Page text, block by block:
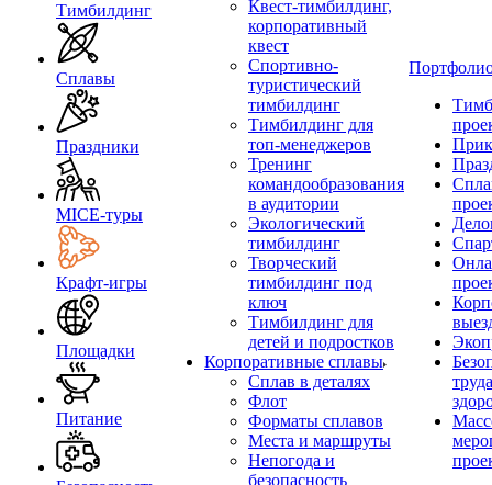
Тимбилдинг
Сплавы
Праздники
MICE‑туры
Крафт-игры
Площадки
Питание
Квест-тимбилдинг,
корпоративный
квест
Спортивно-
туристический
тимбилдинг
Тимбилдинг для
топ-менеджеров
Тренинг
командообразования
в аудитории
Экологический
тимбилдинг
Творческий
тимбилдинг под
ключ
Тимбилдинг для
детей и подростков
Корпоративные сплавы
Сплав в деталях
Флот
Форматы сплавов
Места и маршруты
Непогода и
безопасность